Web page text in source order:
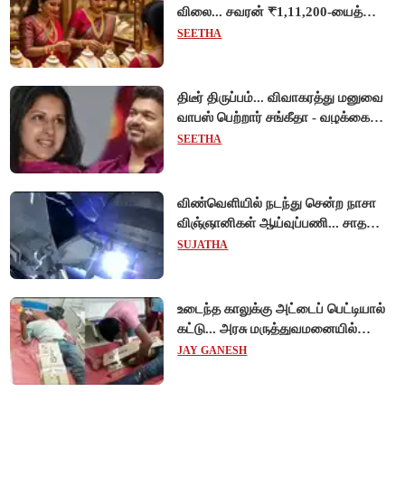
விலை... சவரன் ₹1,11,200-யைத்
தொட்டது!
SEETHA
திடீர் திருப்பம்... விவாகரத்து மனுவை
வாபஸ் பெற்றார் சங்கீதா - வழக்கை
முடித்து வைத்தது செங்கல்பட்டு
SEETHA
விண்வெளியில் நடந்து சென்ற நாசா
விஞ்ஞானிகள் ஆய்வுப்பணி... சாதனை
!
SUJATHA
உடைந்த காலுக்கு அட்டைப் பெட்டியால்
கட்டு... அரசு மருத்துவமனையில்
விநோத சிகிச்சை... அதிர்ச்சி வீடியோ!
JAY GANESH